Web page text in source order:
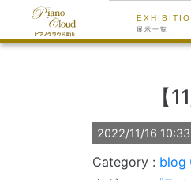
展示一覧
【
2022/11/16
blog